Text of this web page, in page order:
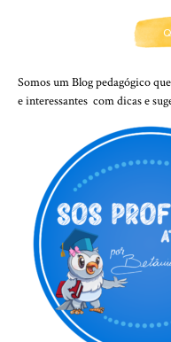
Somos um Blog pedagógico
e interessantes com dicas e